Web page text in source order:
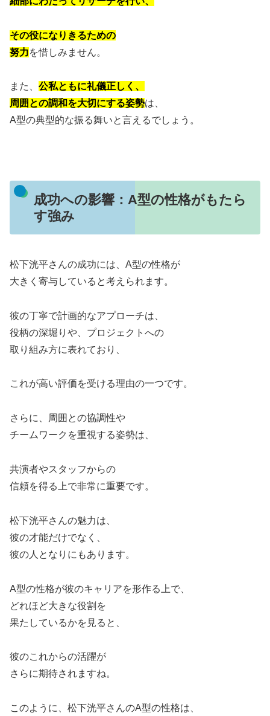
その役になりきるための
努力を惜しみません。
また、 公私ともに礼儀正しく、
周囲との調和を大切にする姿勢は、
A型の典型的な振る舞いと言えるでしょう。
成功への影響：A型の性格がもたら
す強み
松下洸平さんの成功には、A型の性格が
大きく寄与していると考えられます。
彼の丁寧で計画的なアプローチは、
役柄の深堀りや、プロジェクトへの
取り組み方に表れており、
これが高い評価を受ける理由の一つです。
さらに、周囲との協調性や
チームワークを重視する姿勢は、
共演者やスタッフからの
信頼を得る上で非常に重要です。
松下洸平さんの魅力は、
彼の才能だけでなく、
彼の人となりにもあります。
A型の性格が彼のキャリアを形作る上で、
どれほど大きな役割を
果たしているかを見ると、
彼のこれからの活躍が
さらに期待されますね。
このように、松下洸平さんのA型の性格は、